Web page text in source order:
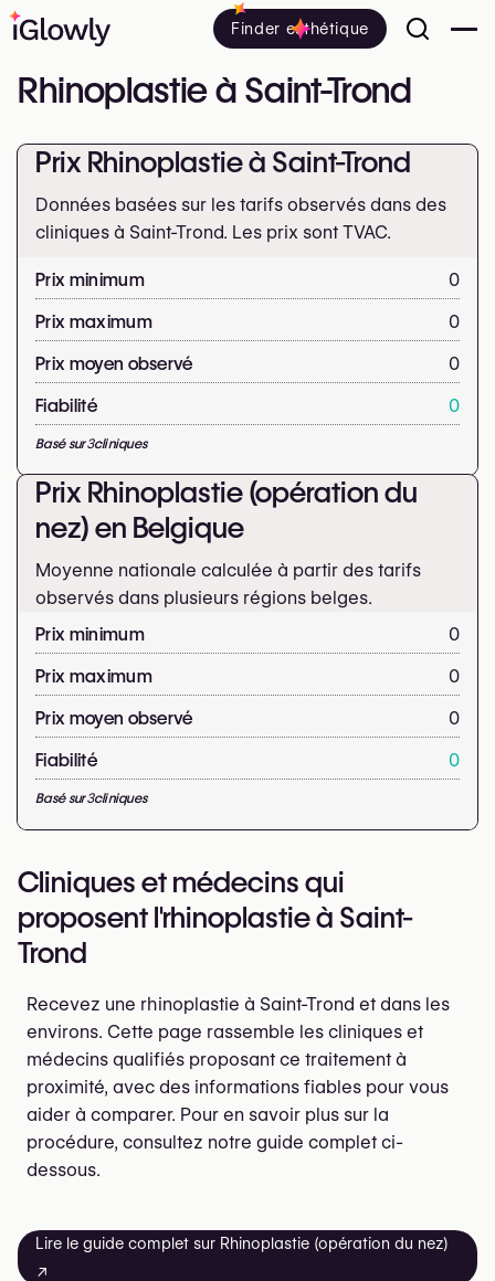
Finder esthétique
Rhinoplastie à Saint-Trond
Prix Rhinoplastie à Saint-Trond
Données basées sur les tarifs observés dans des
cliniques à Saint-Trond. Les prix sont TVAC.
Prix minimum
0
Prix maximum
0
Prix moyen observé
0
Fiabilité
0
Basé sur3cliniques
Prix Rhinoplastie (opération du
nez) en Belgique
Moyenne nationale calculée à partir des tarifs
observés dans plusieurs régions belges.
Prix minimum
0
Prix maximum
0
Prix moyen observé
0
Fiabilité
0
Basé sur3cliniques
Cliniques et médecins qui
proposent l'rhinoplastie à Saint-
Trond
Recevez une rhinoplastie à Saint-Trond et dans les
environs. Cette page rassemble les cliniques et
médecins qualifiés proposant ce traitement à
proximité, avec des informations fiables pour vous
aider à comparer. Pour en savoir plus sur la
procédure, consultez notre guide complet ci-
dessous.
Lire le guide complet sur Rhinoplastie (opération du nez)
↗